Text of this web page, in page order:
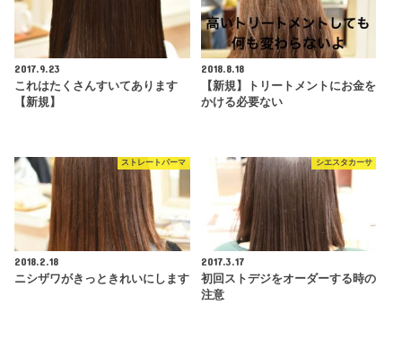
2017.9.23
これはたくさんすいてあります
【新規】
2018.8.18
【新規】トリートメントにお金を
かける必要ない
ストレートパーマ
2018.2.18
ニシザワがきっときれいにします
シエスタカーサ
2017.3.17
初回ストデジをオーダーする時の
注意